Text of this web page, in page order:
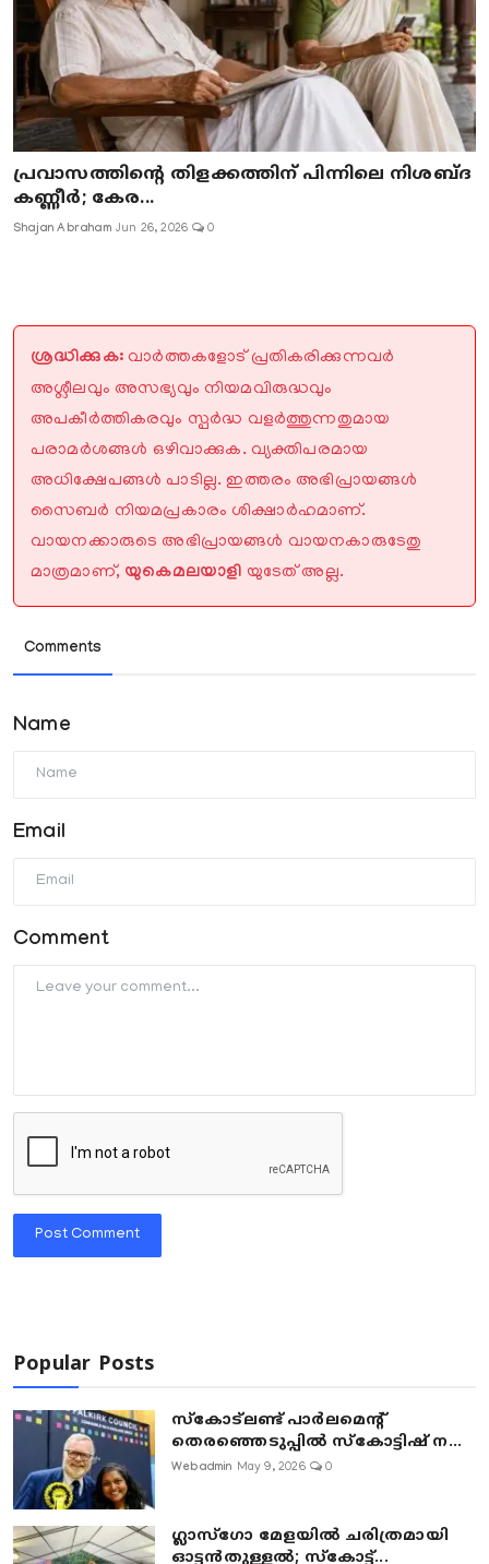
പ്രവാസത്തിന്റെ തിളക്കത്തിന് പിന്നിലെ നിശബ്ദ
കണ്ണീർ; കേര...
Shajan Abraham Jun 26, 2026 0
ശ്രദ്ധിക്കുക: വാർത്തകളോട് പ്രതികരിക്കുന്നവർ
അശ്ലീലവും അസഭ്യവും നിയമവിരുദ്ധവും
അപകീർത്തികരവും സ്പർദ്ധ വളർത്തുന്നതുമായ
പരാമർശങ്ങൾ ഒഴിവാക്കുക. വ്യക്തിപരമായ
അധിക്ഷേപങ്ങൾ പാടില്ല. ഇത്തരം അഭിപ്രായങ്ങൾ
സൈബർ നിയമപ്രകാരം ശിക്ഷാർഹമാണ്.
വായനക്കാരുടെ അഭിപ്രായങ്ങൾ വായനകാരുടേതു
മാത്രമാണ്, യുകെമലയാളി യുടേത് അല്ല.
Comments
Name
Email
Comment
Post Comment
Popular Posts
സ്കോട്ലണ്ട് പാർലമെന്റ്
തെരഞ്ഞെടുപ്പിൽ സ്കോട്ടിഷ് ന...
Webadmin May 9, 2026 0
ഗ്ലാസ്‌ഗോ മേളയിൽ ചരിത്രമായി
ഓട്ടൻതുള്ളൽ; സ്‌കോട്ട്...